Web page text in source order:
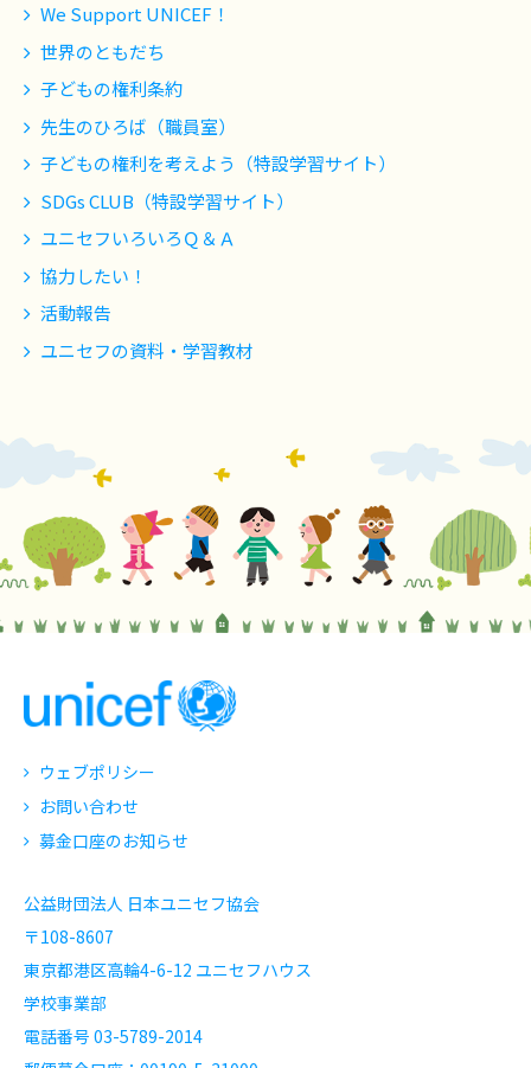
We Support UNICEF！
世界のともだち
子どもの権利条約
先生のひろば（職員室）
子どもの権利を考えよう（特設学習サイト）
SDGs CLUB（特設学習サイト）
ユニセフいろいろＱ＆Ａ
協力したい！
活動報告
ユニセフの資料・学習教材
ウェブポリシー
お問い合わせ
募金口座のお知らせ
公益財団法人 日本ユニセフ協会
〒108-8607
東京都港区高輪4-6-12 ユニセフハウス
学校事業部
電話番号 03-5789-2014